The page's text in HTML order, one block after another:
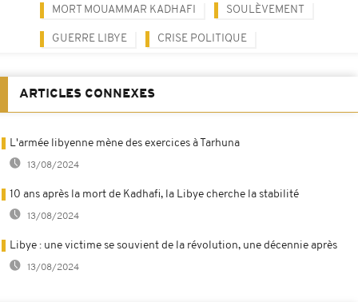
MORT MOUAMMAR KADHAFI SOULÈVEMENT
GUERRE LIBYE CRISE POLITIQUE
ARTICLES CONNEXES
L'armée libyenne mène des exercices à Tarhuna
13/08/2024
10 ans après la mort de Kadhafi, la Libye cherche la stabilité
13/08/2024
Libye : une victime se souvient de la révolution, une décennie après
13/08/2024